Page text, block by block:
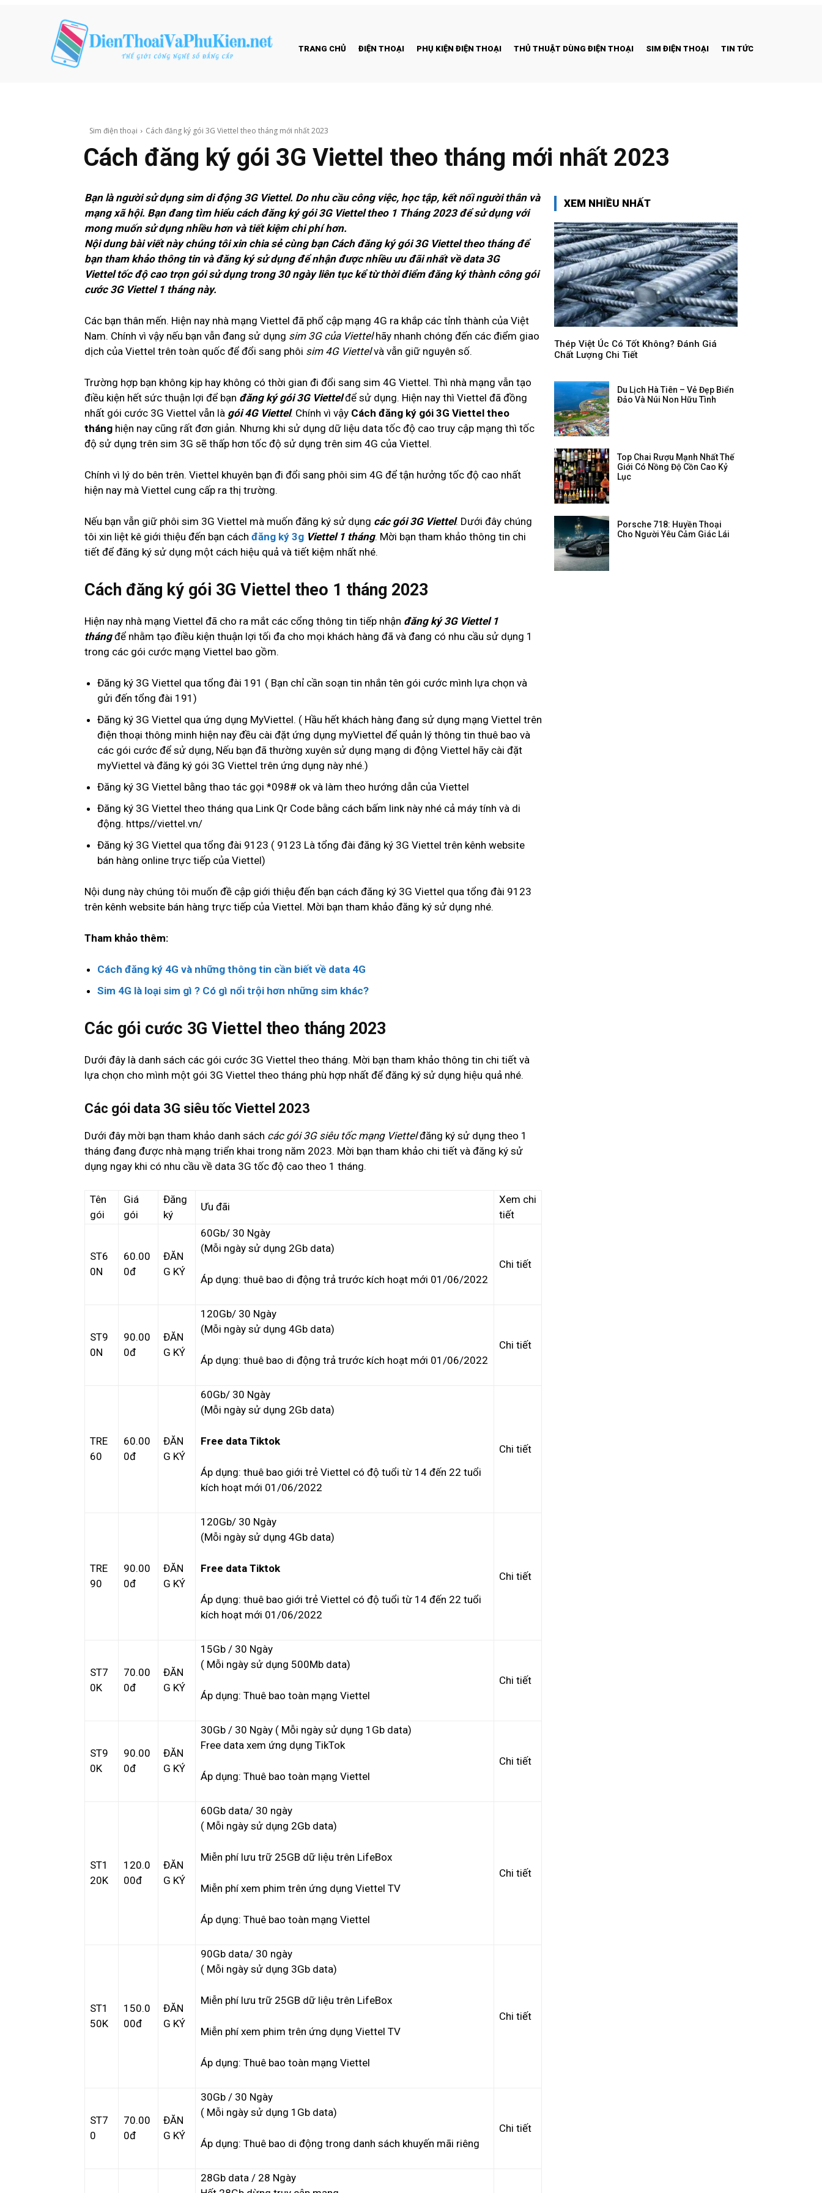
TRANG CHỦ ĐIỆN THOẠI PHỤ KIỆN ĐIỆN THOẠI THỦ THUẬT DÙNG ĐIỆN THOẠI SIM ĐIỆN THOẠI TIN TỨC
Sim điện thoại Cách đăng ký gói 3G Viettel theo tháng mới nhất 2023
Cách đăng ký gói 3G Viettel theo tháng mới nhất 2023
Bạn là người sử dụng sim di động 3G Viettel. Do nhu cầu công việc, học tập, kết nối người thân và
mạng xã hội. Bạn đang tìm hiểu cách đăng ký gói 3G Viettel theo 1 Tháng 2023 để sử dụng với
mong muốn sử dụng nhiều hơn và tiết kiệm chi phí hơn.
Nội dung bài viết này chúng tôi xin chia sẻ cùng bạn Cách đăng ký gói 3G Viettel theo tháng để
bạn tham khảo thông tin và đăng ký sử dụng để nhận được nhiều ưu đãi nhất về data 3G
Viettel tốc độ cao trọn gói sử dụng trong 30 ngày liên tục kể từ thời điểm đăng ký thành công gói
cước 3G Viettel 1 tháng này.
Các bạn thân mến. Hiện nay nhà mạng Viettel đã phổ cập mạng 4G ra khắp các tỉnh thành của Việt
Nam. Chính vì vậy nếu bạn vẫn đang sử dụng sim 3G của Viettelhãy nhanh chóng đến các điểm giao
dịch của Viettel trên toàn quốc để đổi sang phôi sim 4G Viettelvà vẫn giữ nguyên số.
Trường hợp bạn không kịp hay không có thời gian đi đổi sang sim 4G Viettel. Thì nhà mạng vẫn tạo
điều kiện hết sức thuận lợi để bạn đăng ký gói 3G Viettelđể sử dụng. Hiện nay thì Viettel đã đồng
nhất gói cước 3G Viettel vẫn là gói 4G Viettel. Chính vì vậy Cách đăng ký gói 3G Viettel theo
tháng hiện nay cũng rất đơn giản. Nhưng khi sử dụng dữ liệu data tốc độ cao truy cập mạng thì tốc
độ sử dụng trên sim 3G sẽ thấp hơn tốc độ sử dụng trên sim 4G của Viettel.
Chính vì lý do bên trên. Viettel khuyên bạn đi đổi sang phôi sim 4G để tận hưởng tốc độ cao nhất
hiện nay mà Viettel cung cấp ra thị trường.
Nếu bạn vẫn giữ phôi sim 3G Viettel mà muốn đăng ký sử dụng các gói 3G Viettel. Dưới đây chúng
tôi xin liệt kê giới thiệu đến bạn cách đăng ký 3g Viettel 1 tháng. Mời bạn tham khảo thông tin chi
tiết để đăng ký sử dụng một cách hiệu quả và tiết kiệm nhất nhé.
Cách đăng ký gói 3G Viettel theo 1 tháng 2023
Hiện nay nhà mạng Viettel đã cho ra mắt các cổng thông tin tiếp nhận đăng ký 3G Viettel 1
thángđể nhằm tạo điều kiện thuận lợi tối đa cho mọi khách hàng đã và đang có nhu cầu sử dụng 1
trong các gói cước mạng Viettel bao gồm.
Đăng ký 3G Viettel qua tổng đài 191 ( Bạn chỉ cần soạn tin nhắn tên gói cước mình lựa chọn và
gửi đến tổng đài 191)
Đăng ký 3G Viettel qua ứng dụng MyViettel. ( Hầu hết khách hàng đang sử dụng mạng Viettel trên
điện thoại thông minh hiện nay đều cài đặt ứng dụng myViettel để quản lý thông tin thuê bao và
các gói cước để sử dụng, Nếu bạn đã thường xuyên sử dụng mạng di động Viettel hãy cài đặt
myViettel và đăng ký gói 3G Viettel trên ứng dụng này nhé.)
Đăng ký 3G Viettel bằng thao tác gọi *098# ok và làm theo hướng dẫn của Viettel
Đăng ký 3G Viettel theo tháng qua Link Qr Code bằng cách bấm link này nhé cả máy tính và di
động. https//viettel.vn/
Đăng ký 3G Viettel qua tổng đài 9123 ( 9123 Là tổng đài đăng ký 3G Viettel trên kênh website
bán hàng online trực tiếp của Viettel)
Nội dung này chúng tôi muốn đề cập giới thiệu đến bạn cách đăng ký 3G Viettel qua tổng đài 9123
trên kênh website bán hàng trực tiếp của Viettel. Mời bạn tham khảo đăng ký sử dụng nhé.
Tham khảo thêm:
Cách đăng ký 4G và những thông tin cần biết về data 4G
Sim 4G là loại sim gì ? Có gì nổi trội hơn những sim khác?
Các gói cước 3G Viettel theo tháng 2023
Dưới đây là danh sách các gói cước 3G Viettel theo tháng. Mời bạn tham khảo thông tin chi tiết và
lựa chọn cho mình một gói 3G Viettel theo tháng phù hợp nhất để đăng ký sử dụng hiệu quả nhé.
Các gói data 3G siêu tốc Viettel 2023
Dưới đây mời bạn tham khảo danh sách các gói 3G siêu tốc mạng Viettelđăng ký sử dụng theo 1
tháng đang được nhà mạng triển khai trong năm 2023. Mời bạn tham khảo chi tiết và đăng ký sử
dụng ngay khi có nhu cầu về data 3G tốc độ cao theo 1 tháng.
Tên
gói
Giá
gói
Đăng
ký
Ưu đãi
Xem chi
tiết
ST6
0N
60.00
0đ
ĐĂN
G KÝ
60Gb/ 30 Ngày
(Mỗi ngày sử dụng 2Gb data)
Áp dụng: thuê bao di động trả trước kích hoạt mới 01/06/2022
Chi tiết
ST9
0N
90.00
0đ
ĐĂN
G KÝ
120Gb/ 30 Ngày
(Mỗi ngày sử dụng 4Gb data)
Áp dụng: thuê bao di động trả trước kích hoạt mới 01/06/2022
Chi tiết
TRE
60
60.00
0đ
ĐĂN
G KÝ
60Gb/ 30 Ngày
(Mỗi ngày sử dụng 2Gb data)
Free data Tiktok
Áp dụng: thuê bao giới trẻ Viettel có độ tuổi từ 14 đến 22 tuổi
kích hoạt mới 01/06/2022
Chi tiết
TRE
90
90.00
0đ
ĐĂN
G KÝ
120Gb/ 30 Ngày
(Mỗi ngày sử dụng 4Gb data)
Free data Tiktok
Áp dụng: thuê bao giới trẻ Viettel có độ tuổi từ 14 đến 22 tuổi
kích hoạt mới 01/06/2022
Chi tiết
ST7
0K
70.00
0đ
ĐĂN
G KÝ
15Gb / 30 Ngày
( Mỗi ngày sử dụng 500Mb data)
Áp dụng: Thuê bao toàn mạng Viettel
Chi tiết
ST9
0K
90.00
0đ
ĐĂN
G KÝ
30Gb / 30 Ngày ( Mỗi ngày sử dụng 1Gb data)
Free data xem ứng dụng TikTok
Áp dụng: Thuê bao toàn mạng Viettel
Chi tiết
ST1
20K
120.0
00đ
ĐĂN
G KÝ
60Gb data/ 30 ngày
( Mỗi ngày sử dụng 2Gb data)
Miễn phí lưu trữ 25GB dữ liệu trên LifeBox
Miễn phí xem phim trên ứng dụng Viettel TV
Áp dụng: Thuê bao toàn mạng Viettel
Chi tiết
ST1
50K
150.0
00đ
ĐĂN
G KÝ
90Gb data/ 30 ngày
( Mỗi ngày sử dụng 3Gb data)
Miễn phí lưu trữ 25GB dữ liệu trên LifeBox
Miễn phí xem phim trên ứng dụng Viettel TV
Áp dụng: Thuê bao toàn mạng Viettel
Chi tiết
ST7
0
70.00
0đ
ĐĂN
G KÝ
30Gb / 30 Ngày
( Mỗi ngày sử dụng 1Gb data)
Áp dụng: Thuê bao di động trong danh sách khuyến mãi riêng
Chi tiết
28Gb data / 28 Ngày
XEM NHIỀU NHẤT
Thép Việt Úc Có Tốt Không? Đánh Giá
Chất Lượng Chi Tiết
Du Lịch Hà Tiên – Vẻ Đẹp Biển
Đảo Và Núi Non Hữu Tình
Top Chai Rượu Mạnh Nhất Thế
Giới Có Nồng Độ Cồn Cao Kỷ
Lục
Porsche 718: Huyền Thoại
Cho Người Yêu Cảm Giác Lái